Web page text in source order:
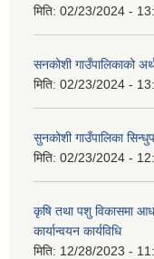
मिति: 02/23/2024 -
सनकोशी गाउँपालिकाको
मिति: 02/23/2024 -
सुनकोशी गाउँपालिका
मिति: 02/23/2024 -
कृषि तथा पशु विकासमा
कार्यान्वयन कार्यविधि
मिति: 12/28/2023 -